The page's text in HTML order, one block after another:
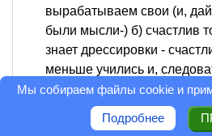
вырабатываем свои (и, дай
были мысли-) б) счастлив
знает дрессировки -
меньше учились и,
голове меньше даже не
мусора.
Мы собираем файлы cookie и
Подробнее